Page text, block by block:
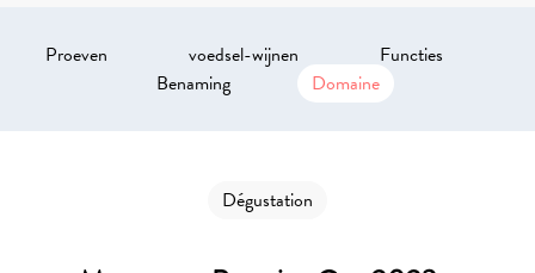
Proeven voedsel-wijnen
Functies
Benaming
Domaine
Dégustation